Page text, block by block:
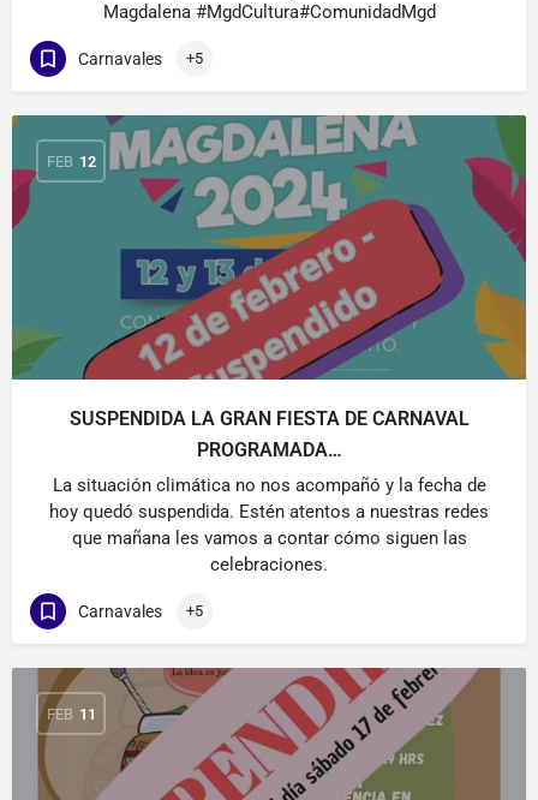
Magdalena #MgdCultura#ComunidadMgd
Carnavales +5
FEB 12
SUSPENDIDA LA GRAN FIESTA DE CARNAVAL
PROGRAMADA…
La situación climática no nos acompañó y la fecha de
hoy quedó suspendida. Estén atentos a nuestras redes
que mañana les vamos a contar cómo siguen las
celebraciones.
Carnavales +5
FEB 11